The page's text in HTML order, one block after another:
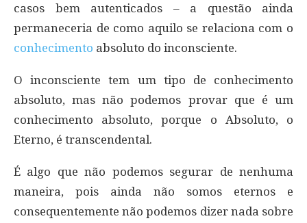
casos bem autenticados – a questão ainda
permaneceria de como aquilo se relaciona com o
conhecimento absoluto do inconsciente.
O inconsciente tem um tipo de conhecimento
absoluto, mas não podemos provar que é um
conhecimento absoluto, porque o Absoluto, o
Eterno, é transcendental.
É algo que não podemos segurar de nenhuma
maneira, pois ainda não somos eternos e
consequentemente não podemos dizer nada sobre